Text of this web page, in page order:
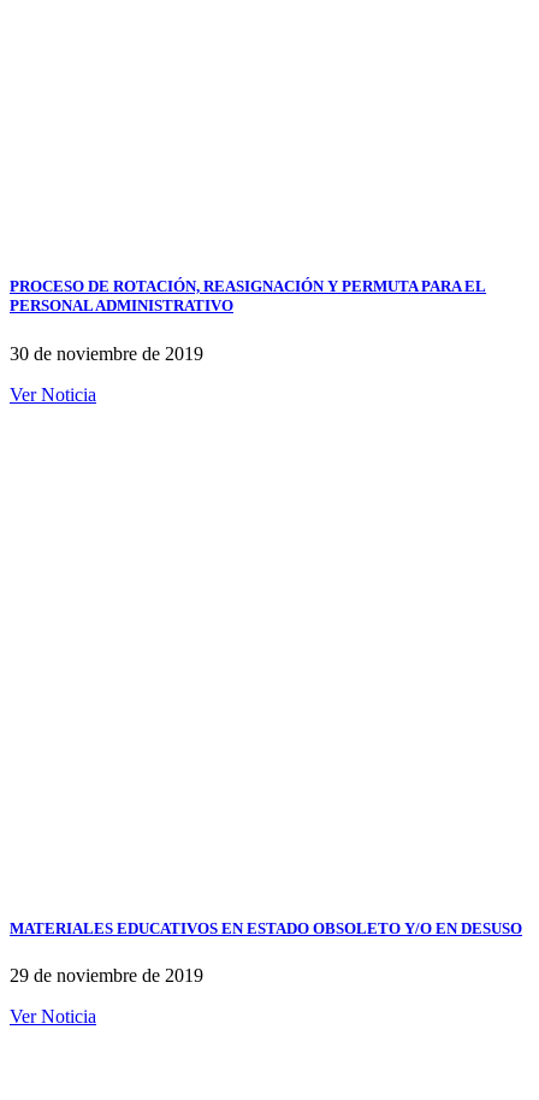
PROCESO DE ROTACIÓN, REASIGNACIÓN Y PERMUTA PARA EL
PERSONAL ADMINISTRATIVO
30 de noviembre de 2019
Ver Noticia
MATERIALES EDUCATIVOS EN ESTADO OBSOLETO Y/O EN DESUSO
29 de noviembre de 2019
Ver Noticia